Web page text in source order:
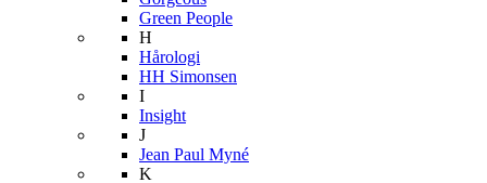
Green People
H
Hårologi
HH Simonsen
I
Insight
J
Jean Paul Myné
K